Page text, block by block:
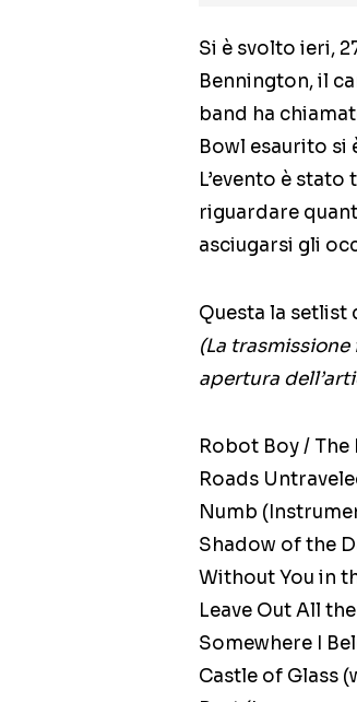
Si è svolto ieri,
Bennington, il
band ha
Bowl esaurito si
L’evento è
riguardare
asciugarsi gli
Questa la setlist
(La
apertura
Robot Boy /
Roads
Numb
Shadow of the
Without You in
Leave Out All
Somewhere I
Castle of Glass